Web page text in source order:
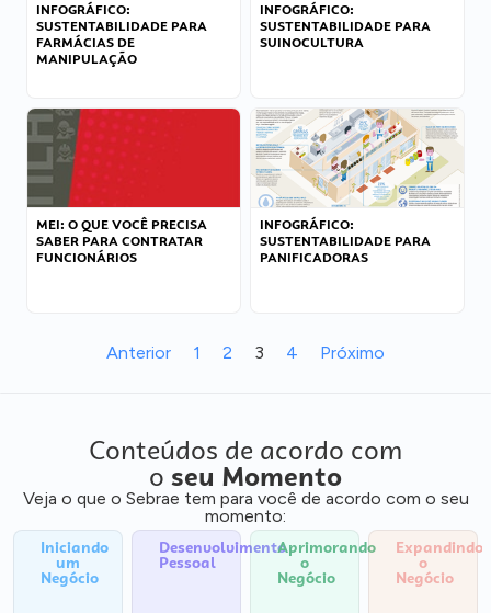
INFOGRÁFICO:
SUSTENTABILIDADE PARA
FARMÁCIAS DE
MANIPULAÇÃO
INFOGRÁFICO:
SUSTENTABILIDADE PARA
SUINOCULTURA
MEI: O QUE VOCÊ PRECISA
SABER PARA CONTRATAR
FUNCIONÁRIOS
INFOGRÁFICO:
SUSTENTABILIDADE PARA
PANIFICADORAS
Anterior 1 2 3 4 Próximo
Conteúdos de acordo com
o seu Momento
Veja o que o Sebrae tem para você de acordo com o seu
momento:
Iniciando
um
Negócio
Desenvolvimento
Pessoal
Aprimorando
o
Negócio
Expandindo
o
Negócio